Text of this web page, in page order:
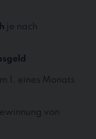
je nach
1. eines Monats
von